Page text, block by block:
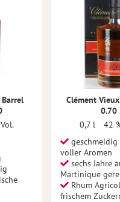
Clément
0.70
0,7 l
42
geschmeidig
voller Aromen
sechs Jahre
Martinique
Rhum
frischem